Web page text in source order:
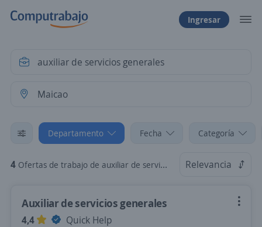
Ingresar
Departamento Fecha Categoría
4 Ofertas de trabajo de auxiliar de servicios generales en Maicao, La Guajira Relevancia
Auxiliar de servicios generales
4,4
Quick Help